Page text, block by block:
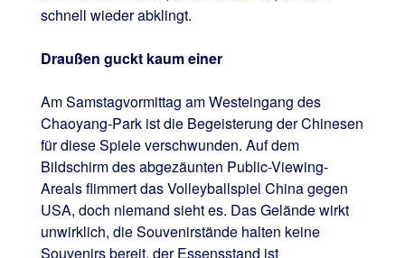
schnell wieder abklingt.
Draußen guckt kaum einer
Am Samstagvormittag am Westeingang des
Chaoyang-Park ist die Begeisterung der Chinesen
für diese Spiele verschwunden. Auf dem
Bildschirm des abgezäunten Public-Viewing-
Areals flimmert das Volleyballspiel China gegen
USA, doch niemand sieht es. Das Gelände wirkt
unwirklich, die Souvenirstände halten keine
Souvenirs bereit, der Essensstand ist